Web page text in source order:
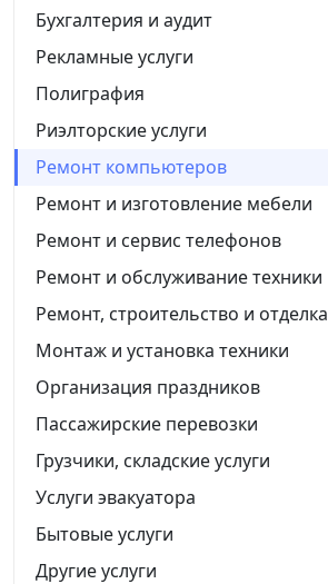
Бухгалтерия и аудит
Рекламные услуги
Полиграфия
Риэлторские услуги
Ремонт компьютеров
Ремонт и изготовление мебели
Ремонт и сервис телефонов
Ремонт и обслуживание техники
Ремонт, строительство и отделка
Монтаж и установка техники
Организация праздников
Пассажирские перевозки
Грузчики, складские услуги
Услуги эвакуатора
Бытовые услуги
Другие услуги